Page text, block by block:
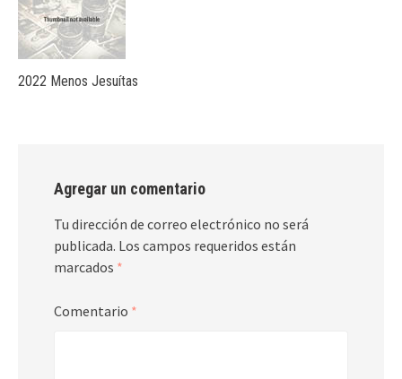
2022 Menos Jesuítas
Agregar un comentario
Tu dirección de correo electrónico no será
publicada. Los campos requeridos están
marcados *
Comentario *